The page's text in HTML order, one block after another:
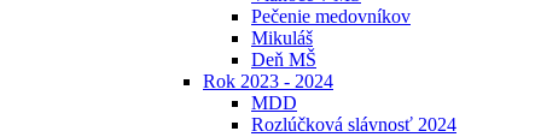
Pečenie medovníkov
Mikuláš
Deň MŠ
Rok 2023 - 2024
MDD
Rozlúčková slávnosť 2024